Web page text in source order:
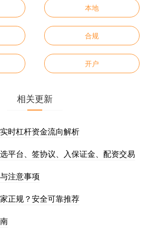
本地
合规
开户
相关更新
时杠杆资金流向解析
平台、签协议、入保证金、配资交易
注意事项
正规？安全可靠推荐